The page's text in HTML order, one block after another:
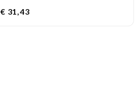
€ 31,43